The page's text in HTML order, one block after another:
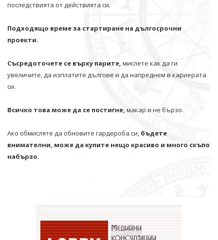
последствията от действията си.
Подходящо време за стартиране на дългосрочни
проекти.
Съсредоточете се върху парите, мислете как да ги
увеличите, да изплатите дългове и да напреднем в кариерата
си.
Всичко това може да се постигне, макар и не бързо.
Ако обмисляте да обновите гардероба си, бъдете
внимателни, може да купите нещо красиво и много скъпо
набързо.